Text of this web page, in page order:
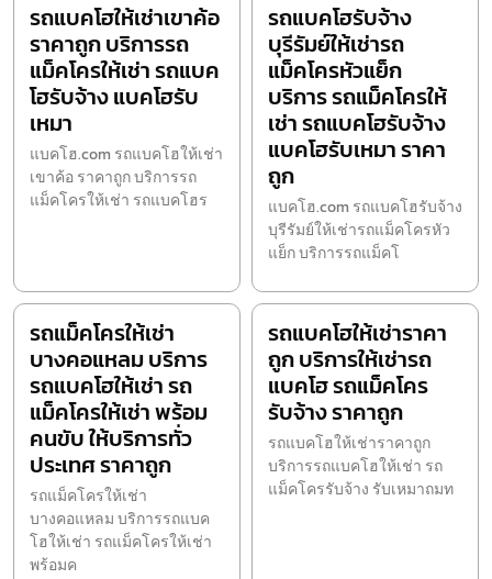
รถแบคโฮให้เช่าเขาค้อ
ราคาถูก บริการรถ
แม็คโครให้เช่า รถแบค
โฮรับจ้าง แบคโฮรับ
เหมา
แบคโฮ.com รถแบคโฮให้เช่า
เขาค้อ ราคาถูก บริการรถ
แม็คโครให้เช่า รถแบคโฮร
รถแบคโฮรับจ้าง
บุรีรัมย์ให้เช่ารถ
แม็คโครหัวแย็ก
บริการ รถแม็คโครให้
เช่า รถแบคโฮรับจ้าง
แบคโฮรับเหมา ราคา
ถูก
แบคโฮ.com รถแบคโฮรับจ้าง
บุรีรัมย์ให้เช่ารถแม็คโครหัว
แย็ก บริการรถแม็คโ
รถแม็คโครให้เช่า
บางคอแหลม บริการ
รถแบคโฮให้เช่า รถ
แม็คโครให้เช่า พร้อม
คนขับ ให้บริการทั่ว
ประเทศ ราคาถูก
รถแม็คโครให้เช่า
บางคอแหลม บริการรถแบค
โฮให้เช่า รถแม็คโครให้เช่า
พร้อมค
รถแบคโฮให้เช่าราคา
ถูก บริการให้เช่ารถ
แบคโฮ รถแม็คโคร
รับจ้าง ราคาถูก
รถแบคโฮให้เช่าราคาถูก
บริการรถแบคโฮให้เช่า รถ
แม็คโครรับจ้าง รับเหมาถมท